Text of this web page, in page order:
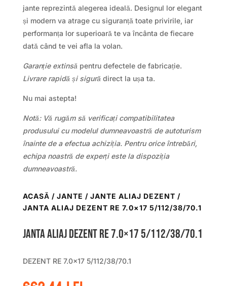
jante reprezintă alegerea ideală. Designul lor elegant
și modern va atrage cu siguranță toate privirile, iar
performanța lor superioară te va încânta de fiecare
dată când te vei afla la volan.
Garanție extinsă pentru defectele de fabricație.
Livrare rapidă și sigură direct la ușa ta.
Nu mai astepta!
Notă: Vă rugăm să verificați compatibilitatea
produsului cu modelul dumneavoastră de autoturism
înainte de a efectua achiziția. Pentru orice întrebări,
echipa noastră de experți este la dispoziția
dumneavoastră.
ACASĂ / JANTE / JANTE ALIAJ DEZENT /
JANTA ALIAJ DEZENT RE 7.0×17 5/112/38/70.1
Janta aliaj DEZENT RE 7.0×17 5/112/38/70.1
DEZENT RE 7.0×17 5/112/38/70.1